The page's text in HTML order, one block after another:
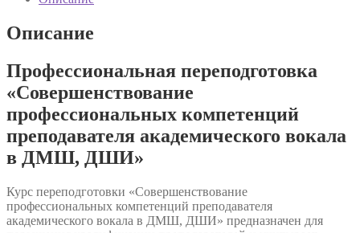
профессиональных
компетенций
преподавателя
вокала
в
ДМШ,
ДШИ»
Описание
Профессиональная переподготовка
«Совершенствование
профессиональных компетенций
преподавателя академического вокала
в ДМШ, ДШИ»
Курс переподготовки «Совершенствование
профессиональных компетенций преподавателя
академического вокала в ДМШ, ДШИ» предназначен для